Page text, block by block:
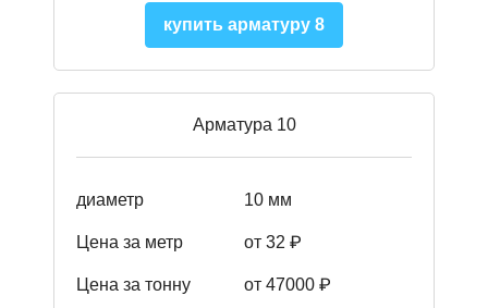
купить арматуру 8
Арматура 10
диаметр 10 мм
Цена за метр от 32 ₽
Цена за тонну от 47000 ₽